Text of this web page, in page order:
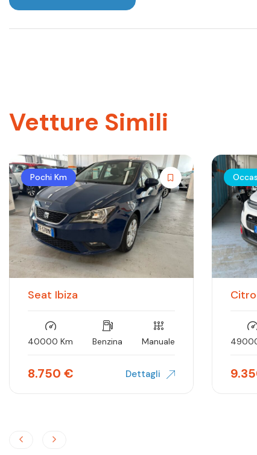
Vetture Simili
Pochi Km
Seat Ibiza
40000 Km Benzina Manuale
8.750 € Dettagli